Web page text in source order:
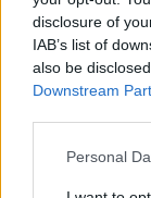
disclosure of
IAB’s list of
also be
Downstream
Please note
Personal